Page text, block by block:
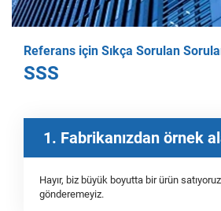
Referans için Sıkça Sorulan
SSS
1. Fabrikanızdan örnek
Hayır, biz büyük boyutta bir ürün
gönderemeyiz.